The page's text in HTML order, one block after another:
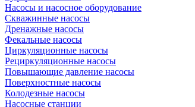
Насосы и насосное оборудование
Скважинные насосы
Дренажные насосы
Фекальные насосы
Циркуляционные насосы
Рециркуляционные насосы
Повышающие давление насосы
Поверхностные насосы
Колодезные насосы
Насосные станции